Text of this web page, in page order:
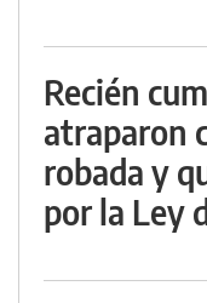
Recién
atraparon
robada y
por la Ley